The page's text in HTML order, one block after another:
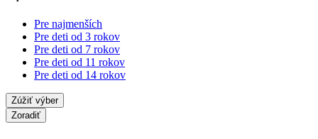
Pre najmenších
Pre deti od 3 rokov
Pre deti od 7 rokov
Pre deti od 11 rokov
Pre deti od 14 rokov
Zúžiť výber
Zoradiť